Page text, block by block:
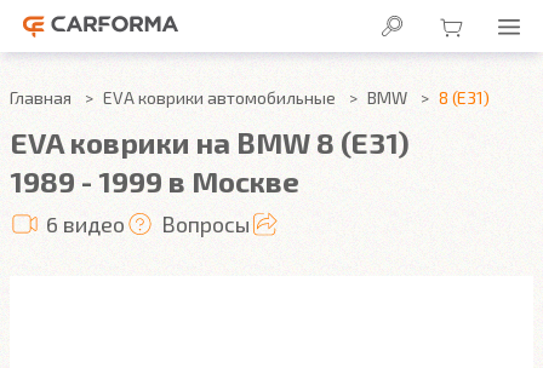
Главная EVA коврики автомобильные BMW 8 (E31)
EVA коврики на BMW 8 (E31)
1989 - 1999 в Москве
6 видео Вопросы